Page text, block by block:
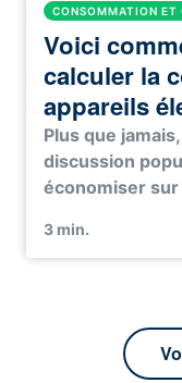
CONSOMMATION ET
Voici
calculer la
appareils
Plus que
discussion
économiser
3 min.